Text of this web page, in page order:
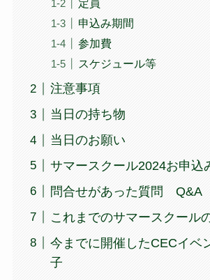
定員
申込み期間
参加費
スケジュール等
注意事項
当日の持ち物
当日のお願い
サマースクール2024お申込
問合せがあった質問 Q&A
これまでのサマースクール
今までに開催したCECイベ
子